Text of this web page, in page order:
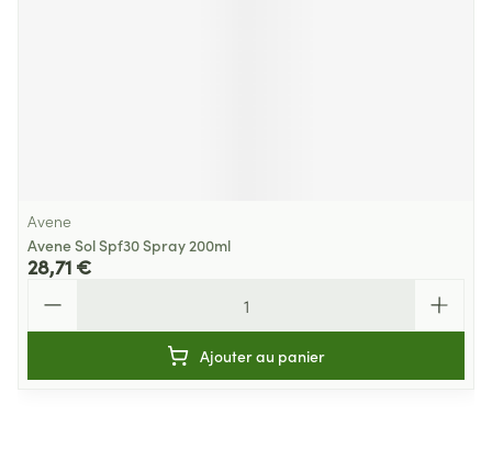
Avene
Avene Sol Spf30 Spray 200ml
28,71 €
Ajouter au panier